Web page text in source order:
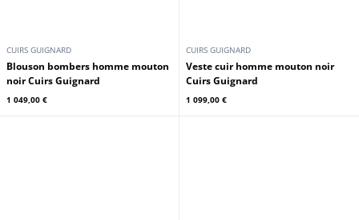
CUIRS GUIGNARD
Blouson bombers homme mouton
noir Cuirs Guignard
1 049,00 €
CUIRS GUIGNARD
Veste cuir homme mouton noir
Cuirs Guignard
1 099,00 €